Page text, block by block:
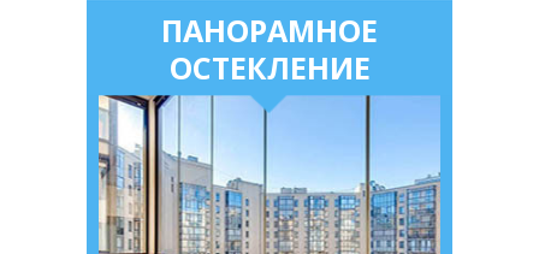
ПАНОРАМНОЕ
ОСТЕКЛЕНИЕ